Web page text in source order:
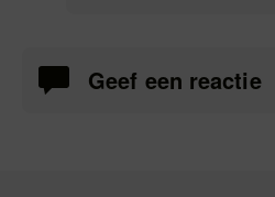
Geef een reactie